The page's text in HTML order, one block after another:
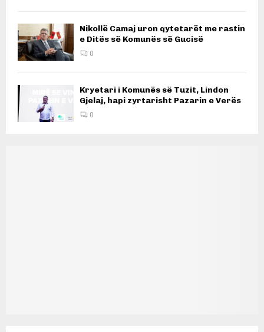
Nikollë Camaj uron qytetarët me rastin
e Ditës së Komunës së Gucisë
0
Kryetari i Komunës së Tuzit, Lindon
Gjelaj, hapi zyrtarisht Pazarin e Verës
0